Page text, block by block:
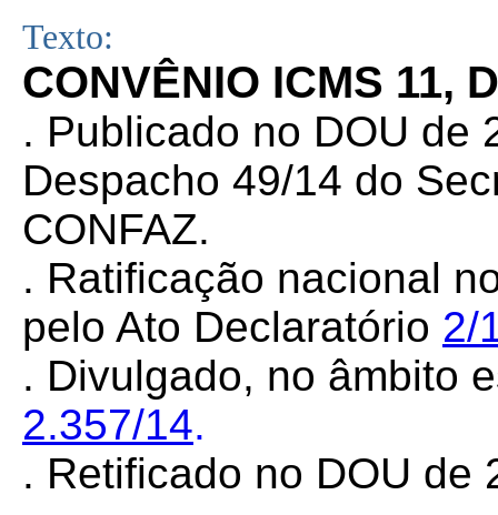
Texto:
CONVÊNIO ICMS 11,
. Publicado no DOU de
Despacho 49/14 do
CONFAZ.
. Ratificação nacional
pelo Ato Declaratório 2/
. Divulgado, no âmbito
2.357/14.
. Retificado no DOU de